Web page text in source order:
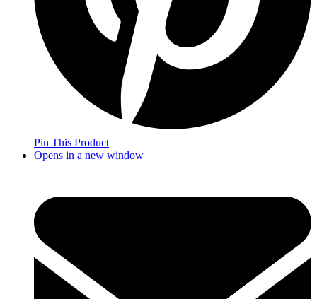
Pin This Product
Opens in a new window